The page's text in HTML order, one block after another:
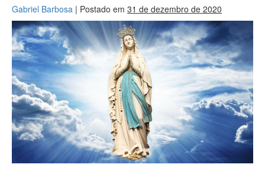
Gabriel Barbosa | Postado em 31 de dezembro de 2020